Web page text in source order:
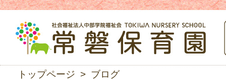
トップページ > ブログ